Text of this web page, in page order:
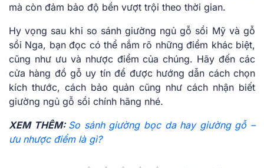
mà còn đảm bảo độ bền vượt trội theo thời gian.
Hy vọng sau khi so sánh giường ngủ gỗ sồi Mỹ và gỗ
sồi Nga, bạn đọc có thể nắm rõ những điểm khác biệt,
cũng như ưu và nhược điểm của chúng. Hãy đến các
cửa hàng đồ gỗ uy tín để được hướng dẫn cách chọn
kích thước, cách bảo quản cũng như cách nhận biết
giường ngủ gỗ sồi chính hãng nhé.
XEM THÊM: So sánh giường bọc da hay giường gỗ –
ưu nhược điểm là gì?